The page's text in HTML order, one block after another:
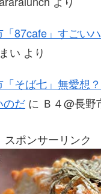
「87cafe」すごい
まい より
「そば七」無愛想
のだ に Ｂ４@長野
スポンサーリンク